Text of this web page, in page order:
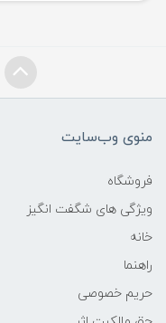
منوی وب‌سایت
فروشگاه
ویژگی های شگفت انگیز
خانه
راهنما
حریم خصوصی